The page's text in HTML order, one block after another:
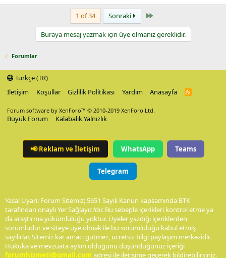
1 of 34 Sonraki Last
Buraya mesaj yazmak için üye olmanız gereklidir.
Forumlar
Türkçe (TR)
İletişim
Koşullar Gizlilik Politikası Yardım Anasayfa
R
Forum software by XenForo™ © 2010-2019 XenForo Ltd.
Büyük Forum Kalabalık Yalnızlık
📢Reklam ve İletişim WhatsApp Teams
Telegram
Yasal Uyarı: Forum Sitemiz; 5651 Sayılı Kanun kapsamında BTK
tarafından onaylı Yer Sağlayıcı'dır. Bu sebeple içerikleri kontrol etme ya
da araştırma yükümlülüğü yoktur. Üyeler yazdığı içeriklerden
sorumludur ve siteye üye olmak ile bu sorumluluğu kabul etmiş
sayılırlar. Sitemiz kar amacı gütmez, ücretsiz bilgi paylaşım merkezidir.
Hukuka ve mevzuata aykırı olduğunu düşündüğünüz içeriği
forumhizmeti@gmail.com adresi ile iletişime geçerek bildirebilirsiniz.